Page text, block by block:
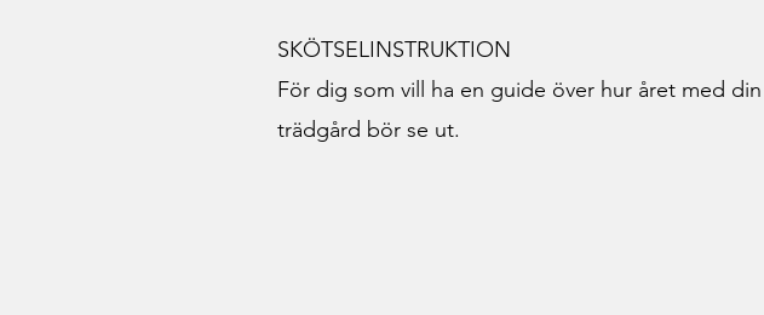
SKÖTSELINSTRUKTION
För dig som vill ha en guide över hur året med din
trädgård bör se ut.